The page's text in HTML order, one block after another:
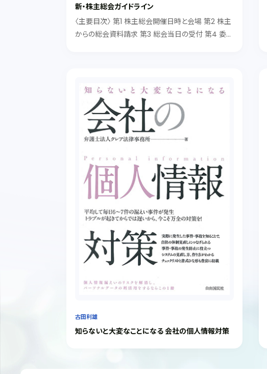
新・株主総会ガイドライン
〈主要目次〉 第1 株主総会開催日時と会場 第2 株主
からの総会資料請求 第3 総会当日の受付 第4 委任
古田利雄
知らないと大変なことになる 会社の個人情報対策